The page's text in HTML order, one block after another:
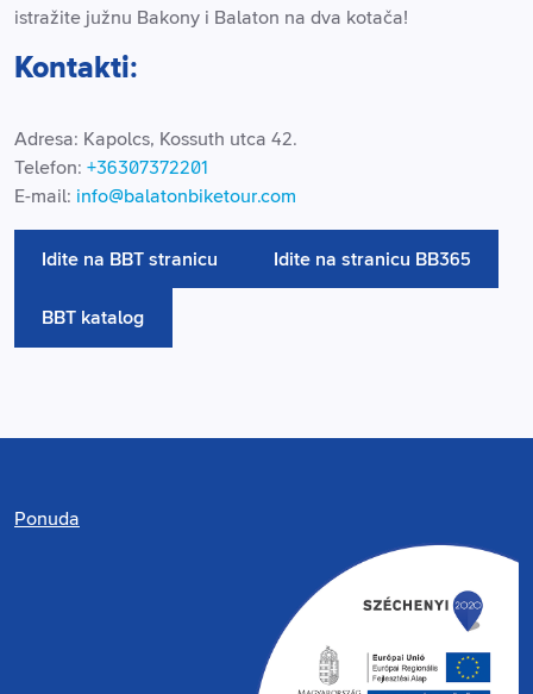
istražite južnu Bakony i Balaton na dva kotača!
Kontakti:
Adresa: Kapolcs, Kossuth utca 42.
Telefon: +36307372201
E-mail: info@balatonbiketour.com
Idite na BBT stranicu Idite na stranicu BB365
BBT katalog
Ponuda